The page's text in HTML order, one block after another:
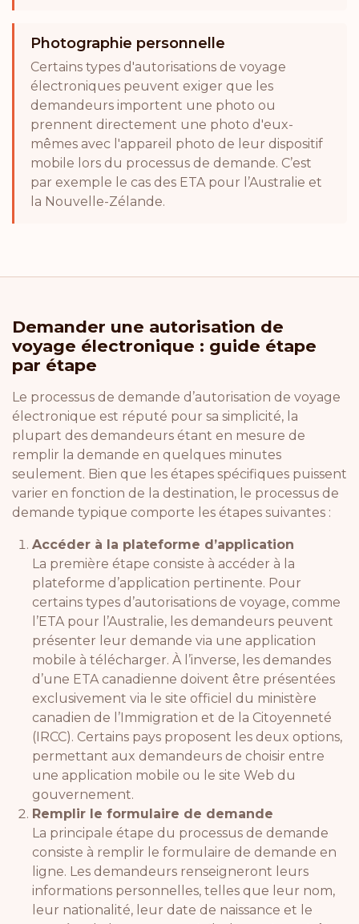
Photographie personnelle
Certains types d'autorisations de voyage
électroniques peuvent exiger que les
demandeurs importent une photo ou
prennent directement une photo d'eux-
mêmes avec l'appareil photo de leur dispositif
mobile lors du processus de demande. C’est
par exemple le cas des ETA pour l’Australie et
la Nouvelle-Zélande.
Demander une autorisation de
voyage électronique : guide étape
par étape
Le processus de demande d’autorisation de voyage
électronique est réputé pour sa simplicité, la
plupart des demandeurs étant en mesure de
remplir la demande en quelques minutes
seulement. Bien que les étapes spécifiques puissent
varier en fonction de la destination, le processus de
demande typique comporte les étapes suivantes :
Accéder à la plateforme d’application
La première étape consiste à accéder à la
plateforme d’application pertinente. Pour
certains types d’autorisations de voyage, comme
l’ETA pour l’Australie, les demandeurs peuvent
présenter leur demande via une application
mobile à télécharger. À l’inverse, les demandes
d’une ETA canadienne doivent être présentées
exclusivement via le site officiel du ministère
canadien de l’Immigration et de la Citoyenneté
(IRCC). Certains pays proposent les deux options,
permettant aux demandeurs de choisir entre
une application mobile ou le site Web du
gouvernement.
Remplir le formulaire de demande
La principale étape du processus de demande
consiste à remplir le formulaire de demande en
ligne. Les demandeurs renseigneront leurs
informations personnelles, telles que leur nom,
leur nationalité, leur date de naissance et le